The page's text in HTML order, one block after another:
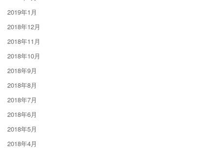
2019年1月
2018年12月
2018年11月
2018年10月
2018年9月
2018年8月
2018年7月
2018年6月
2018年5月
2018年4月